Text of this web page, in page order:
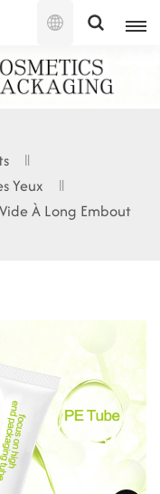
Français
Yeux
À Long Embout